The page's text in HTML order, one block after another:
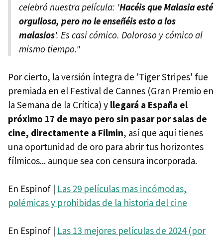
celebró nuestra película: 'Hacéis que Malasia esté
orgullosa, pero no le enseñéis esto a los
malasios'. Es casi cómico. Doloroso y cómico al
mismo tiempo."
Por cierto, la versión íntegra de 'Tiger Stripes' fue
premiada en el Festival de Cannes (Gran Premio en
la Semana de la Crítica) y llegará a España el
próximo 17 de mayo pero sin pasar por salas de
cine, directamente a Filmin, así que aquí tienes
una oportunidad de oro para abrir tus horizontes
fílmicos... aunque sea con censura incorporada.
En Espinof | Las 29 películas mas incómodas,
polémicas y prohibidas de la historia del cine
En Espinof | Las 13 mejores películas de 2024 (por